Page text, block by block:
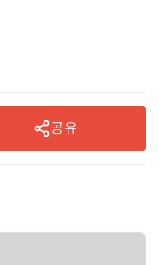
공유